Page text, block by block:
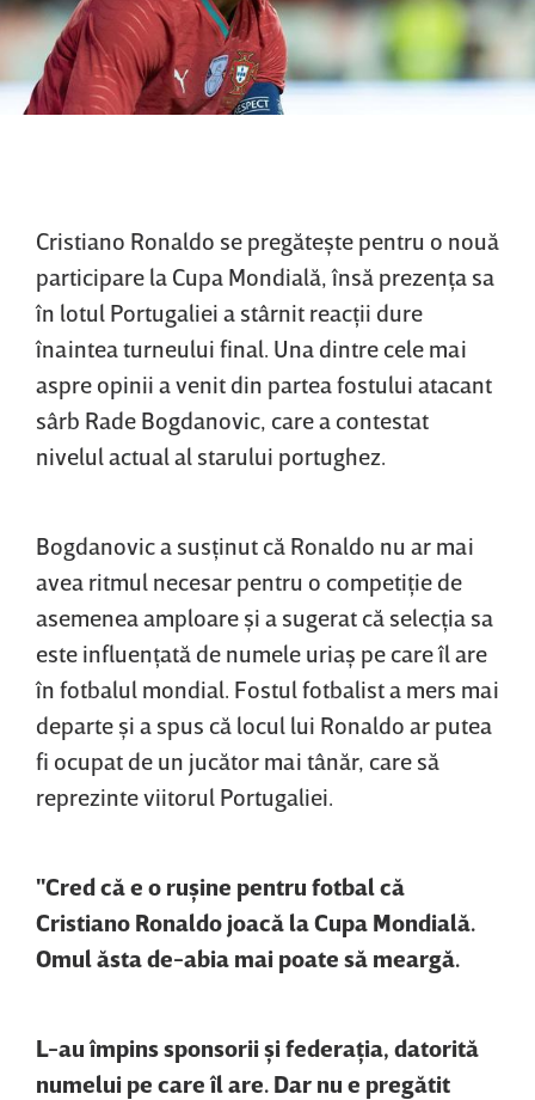
Cristiano Ronaldo se pregăteşte pentru o nouă
participare la Cupa Mondială, însă prezenţa sa
în lotul Portugaliei a stârnit reacţii dure
înaintea turneului final. Una dintre cele mai
aspre opinii a venit din partea fostului atacant
sârb Rade Bogdanovic, care a contestat
nivelul actual al starului portughez.
Bogdanovic a susţinut că Ronaldo nu ar mai
avea ritmul necesar pentru o competiţie de
asemenea amploare şi a sugerat că selecţia sa
este influenţată de numele uriaş pe care îl are
în fotbalul mondial. Fostul fotbalist a mers mai
departe şi a spus că locul lui Ronaldo ar putea
fi ocupat de un jucător mai tânăr, care să
reprezinte viitorul Portugaliei.
"Cred că e o ruşine pentru fotbal că
Cristiano Ronaldo joacă la Cupa Mondială.
Omul ăsta de-abia mai poate să meargă.
L-au împins sponsorii şi federaţia, datorită
numelui pe care îl are. Dar nu e pregătit